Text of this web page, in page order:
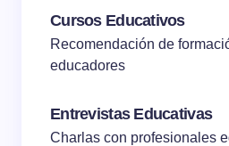
Cursos Educativos
Recomendación de
educadores
Entrevistas Educativas
Charlas con profesionales